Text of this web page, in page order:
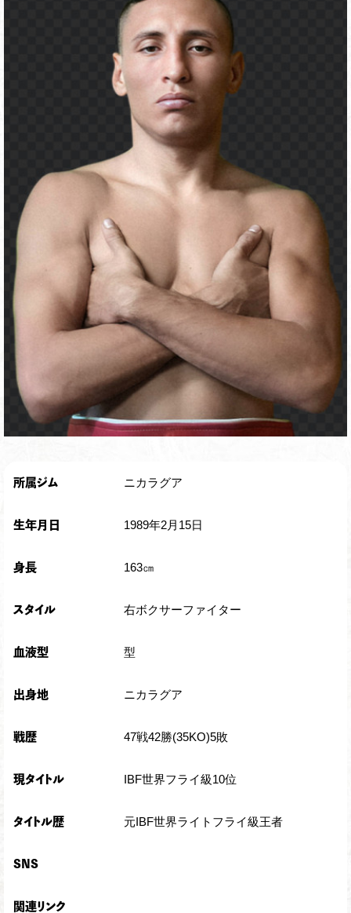
所属ジム ニカラグア
生年月日 1989年2月15日
身長 163㎝
スタイル 右ボクサーファイター
血液型 型
出身地 ニカラグア
戦歴 47戦42勝(35KO)5敗
現タイトル IBF世界フライ級10位
タイトル歴 元IBF世界ライトフライ級王者
SNS
関連リンク